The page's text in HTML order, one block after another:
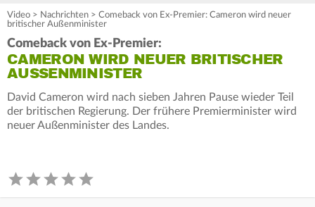
Video > Nachrichten > Comeback von Ex-Premier: Cameron wird neuer
britischer Außenminister
Comeback von Ex-Premier:
CAMERON WIRD NEUER BRITISCHER
AUSSENMINISTER
David Cameron wird nach sieben Jahren Pause wieder Teil
der britischen Regierung. Der frühere Premierminister wird
neuer Außenminister des Landes.